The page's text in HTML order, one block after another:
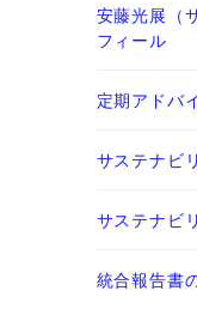
安藤光展（
フィール
定期アドバ
サステナビ
サステナビ
統合報告書